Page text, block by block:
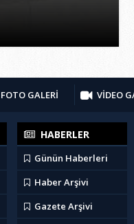
FOTO GALERİ VİDEO
HABERLER
Günün Haberleri
Haber Arşivi
Gazete Arşivi